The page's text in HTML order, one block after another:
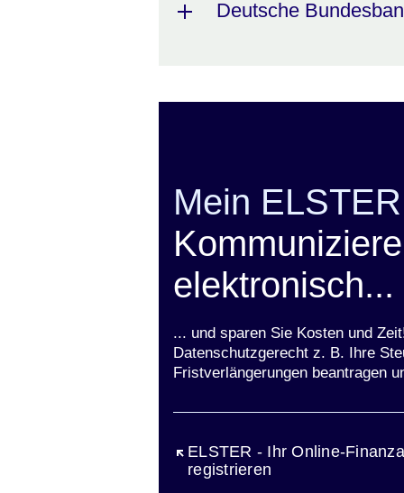
Deutsche
Mein ELSTER
elektronisch...
... und sparen Sie Kosten und
Datenschutzgerecht z. B. Ihre
Fristverlängerungen beantragen
ELSTER - Ihr Online-
registrieren
Öffnet sich in einem neuen